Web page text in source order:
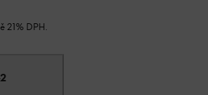
21% DPH.